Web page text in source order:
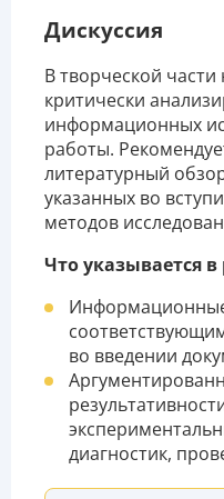
Дискуссия
В творческой
критически
информационных
работы.
литературный
указанных во
методов
Что указывается в
во введении
диагностик,